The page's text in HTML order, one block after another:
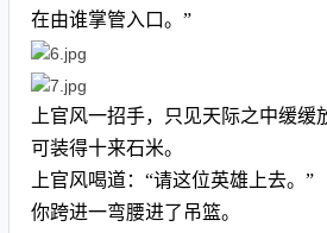
在由谁掌管入口。”
上官风一招手，只见天际之中缓缓
可装得十来石米。
上官风喝道：“请这位英雄上去。”
你跨进一弯腰进了吊篮。